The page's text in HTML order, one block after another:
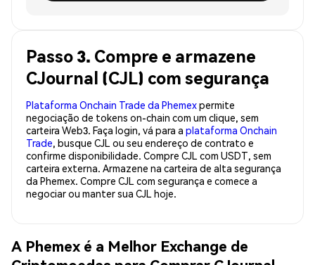
Passo 3. Compre e armazene
CJournal (CJL) com segurança
Plataforma Onchain Trade da Phemexpermite
negociação de tokens on-chain com um clique, sem
carteira Web3. Faça login, vá para a plataforma Onchain
Trade, busque CJL ou seu endereço de contrato e
confirme disponibilidade. Compre CJL com USDT, sem
carteira externa. Armazene na carteira de alta segurança
da Phemex. Compre CJL com segurança e comece a
negociar ou manter sua CJL hoje.
A Phemex é a Melhor Exchange de